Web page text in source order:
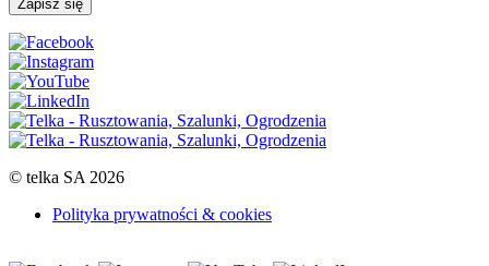
© telka SA 2026
Polityka prywatności & cookies